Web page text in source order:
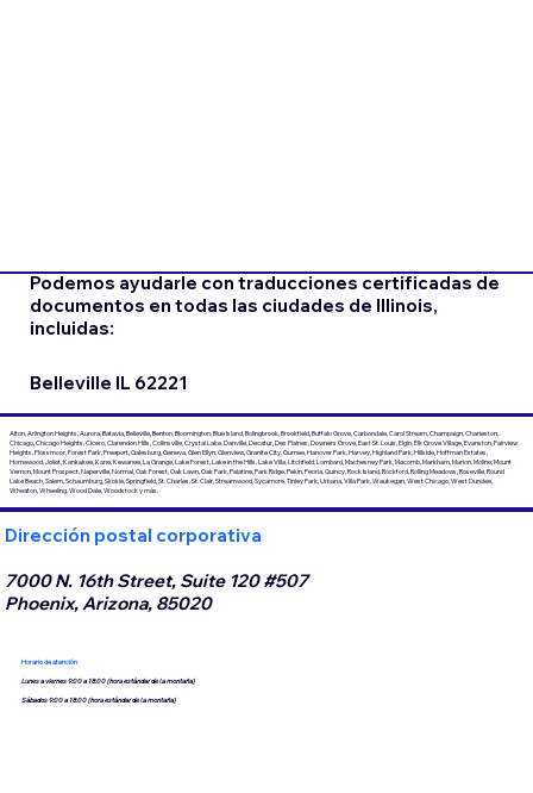
Podemos ayudarle con traducciones certificadas de
documentos en todas las ciudades de Illinois,
incluidas:
Belleville IL 62221
Alton, Arlington Heights, Aurora, Batavia, Belleville, Benton, Bloomington, Blue Island, Bolingbrook, Brookfield, Buffalo Grove, Carbondale, Carol Stream, Champaign, Charleston,
Chicago, Chicago Heights, Cicero, Clarendon Hills, Collinsville, Crystal Lake, Danville, Decatur, Des Plaines, Downers Grove, East St. Louis, Elgin, Elk Grove Village, Evanston, Fairview
Heights, Flossmoor, Forest Park, Freeport, Galesburg, Geneva, Glen Ellyn, Glenview, Granite City, Gurnee, Hanover Park, Harvey, Highland Park, Hillside, Hoffman Estates,
Homewood, Joliet, Kankakee, Kane, Kewanee, La Grange, Lake Forest, Lake in the Hills, Lake Villa, Litchfield, Lombard, Machesney Park, Macomb, Markham, Marion, Moline, Mount
Vernon, Mount Prospect, Naperville, Normal, Oak Forest, Oak Lawn, Oak Park, Palatine, Park Ridge, Pekín, Peoria, Quincy, Rock Island, Rockford, Rolling Meadows, Roseville, Round
Lake Beach, Salem, Schaumburg, Skokie, Springfield, St. Charles, St. Clair, Streamwood, Sycamore, Tinley Park, Urbana, Villa Park, Waukegan, West Chicago, West Dundee,
Wheaton, Wheeling, Wood Dale, Woodstock y más.
Dirección postal corporativa
7000 N. 16th Street, Suite 120 #507
Phoenix, Arizona, 85020
Horario de atención
Lunes a viernes 9:00 a 18:00 (hora estándar de la montaña)
Sábados 9:00 a 18:00 (hora estándar de la montaña)